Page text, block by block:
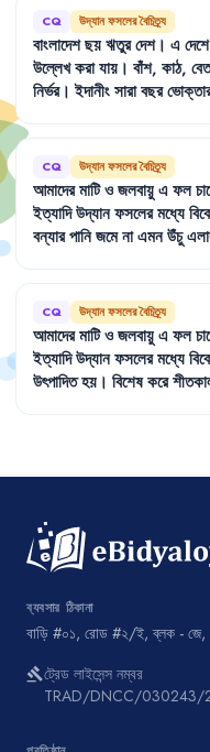
CQ উদ্যান ফসলের বৈচিত্র্য
বাংলাদেশছয়ঋতুরদেশ। এদেশে
উল্লেখকরাযায় । বাঁশ, কাঠ, বেত
নির্ভর। ইদানীংসারাবছর
CQ উদ্যান ফসলের বৈচিত্র্য
আমাদেরমাটিওজলবায়ুএফল
ইত্যাদিউদ্যানফসলেরমধ্যে
বন্যারপানিজমেনাএমনউঁচু
CQ উদ্যান ফসলের বৈচিত্র্য
আমাদেরমাটিওজলবায়ুএফল
ইত্যাদিউদ্যানফসলেরমধ্যে
উৎপাদিতহয় । বিশেষকরে
ব্যবসার ঠিকানা
বাড়ি #০১, রোড #২/ই, ব্লক - জে,
gavelট্রেড লাইসেন্স নম্বর
TRAD/DNCC/030243/